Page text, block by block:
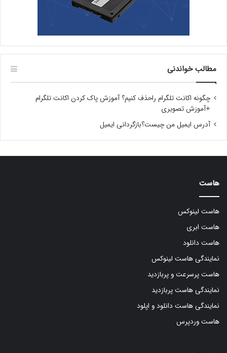
مطالب خواندنی
چگونه اکانت تلگرام راحذف کنیم؟ آموزش پاک کردن اکانت تلگرام
+آموزش تصویری
آدرس ایمیل من چیست؟بازگردانی ایمیل
هاست
هاست لینوکس
هاست ابری
هاست دانلود
نمایندگی هاست لینوکس
هاست پرسرعت و پربازدید
نمایندگی هاست پربازدید
نمایندگی هاست دانلود و اپلود
هاست وردپرس